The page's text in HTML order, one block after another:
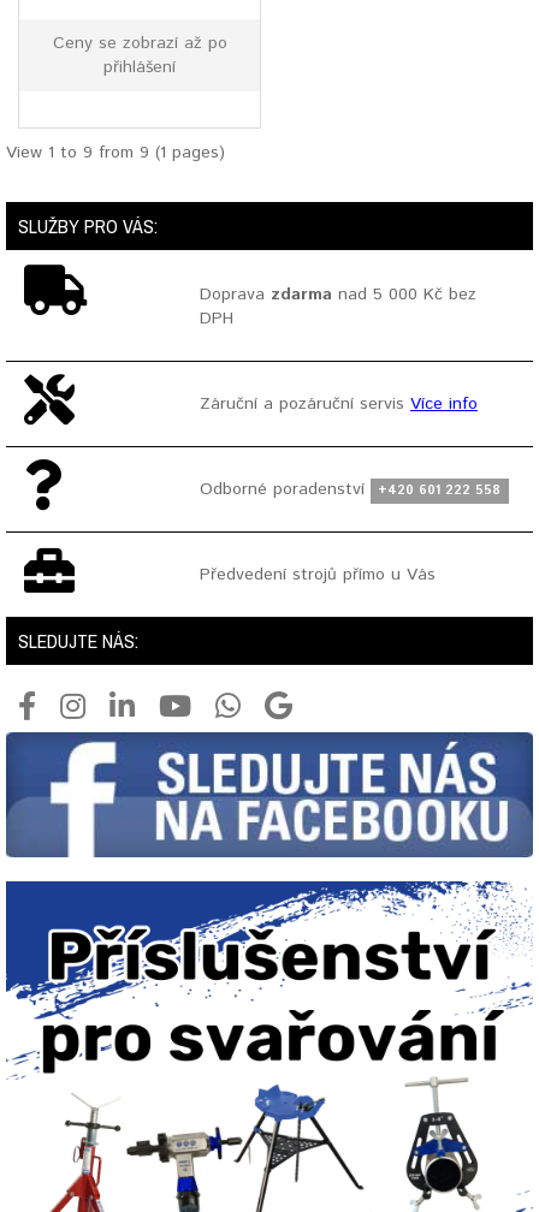
Ceny se zobrazí až po
přihlášení
View 1 to 9 from 9 (1 pages)
SLUŽBY PRO VÁS:
Doprava zdarma nad 5 000 Kč bez
DPH
Záruční a pozáruční servis Více info
Odborné poradenství +420 601 222 558
Předvedení strojů přímo u Vás
SLEDUJTE NÁS: